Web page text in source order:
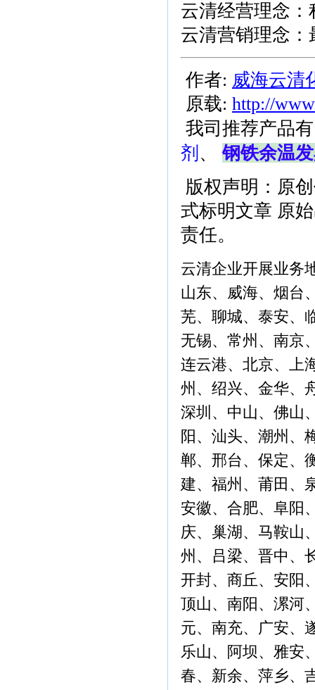
云清经营理念
云清营销理念
作者: 威海云清
原载: http://
我司推荐产品
剂 、钢铁余温
版权声明：原
式标明文章 原
责任。
云清企业开展业务
山东、威海、烟台
芜、聊城、泰安、
无锡、常州、南京
连云港、北京、上
州、绍兴、金华、
深圳、中山、佛山
阳、汕头、潮州、
郸、邢台、保定、
建、福州、莆田、
安徽、合肥、阜阳
庆、巢湖、马鞍山
州、吕梁、晋中、
开封、商丘、安阳
顶山、南阳、漯河
元、南充、广安、
乐山、阿坝、雅安
春、新余、萍乡、